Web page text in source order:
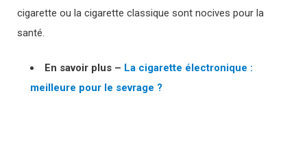
cigarette ou la cigarette classique sont nocives pour la
santé.
En savoir plus – La cigarette électronique :
meilleure pour le sevrage ?